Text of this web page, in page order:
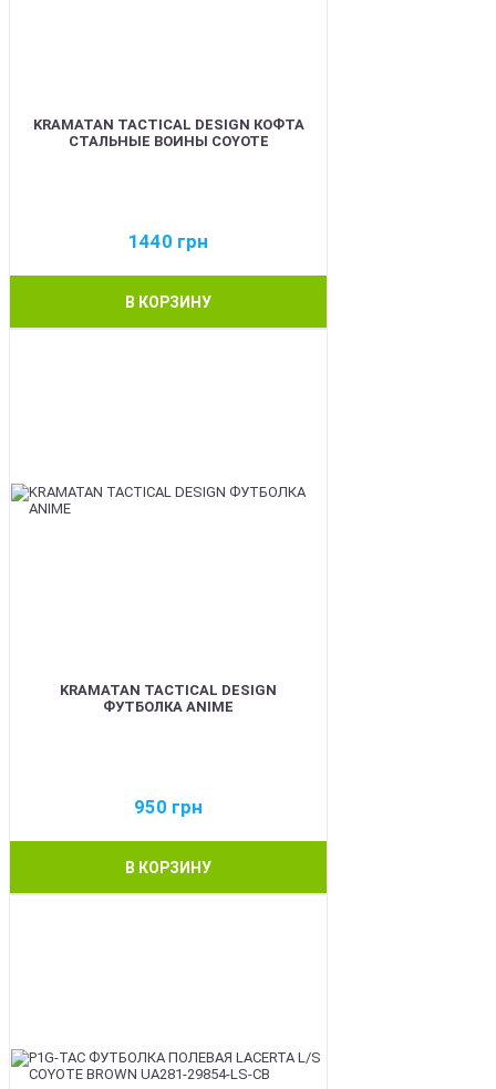
KRAMATAN TACTICAL DESIGN КОФТА
СТАЛЬНЫЕ ВОИНЫ COYOTE
1440 грн
В КОРЗИНУ
KRAMATAN TACTICAL DESIGN
ФУТБОЛКА ANIME
950 грн
В КОРЗИНУ